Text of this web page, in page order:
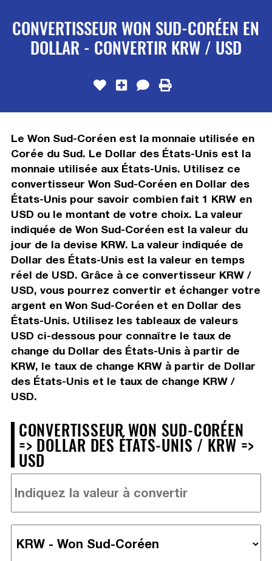
CONVERTISSEUR WON SUD-CORÉEN EN
DOLLAR - CONVERTIR KRW / USD
Le Won Sud-Coréen est la monnaie utilisée en
Corée du Sud. Le Dollar des États-Unis est la
monnaie utilisée aux États-Unis. Utilisez ce
convertisseur Won Sud-Coréen en Dollar des
États-Unis pour savoir combien fait 1 KRW en
USD ou le montant de votre choix. La valeur
indiquée de Won Sud-Coréen est la valeur du
jour de la devise KRW. La valeur indiquée de
Dollar des États-Unis est la valeur en temps
réel de USD. Grâce à ce convertisseur KRW /
USD, vous pourrez convertir et échanger votre
argent en Won Sud-Coréen et en Dollar des
États-Unis. Utilisez les tableaux de valeurs
USD ci-dessous pour connaître le taux de
change du Dollar des États-Unis à partir de
KRW, le taux de change KRW à partir de Dollar
des États-Unis et le taux de change KRW /
USD.
CONVERTISSEUR WON SUD-CORÉEN
=> DOLLAR DES ÉTATS-UNIS / KRW =>
USD